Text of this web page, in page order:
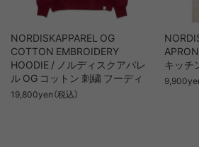
NORDISKAPPAREL OG
COTTON EMBROIDERY
HOODIE / ノルディスクアパレ
ル OG コットン 刺繍 フーディ
19,800yen（税込）
キッチ
9,900yen